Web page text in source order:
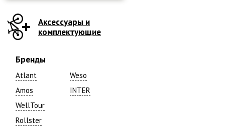
Аксессуары и
комплектующие
Бренды
Atlant
Amos
WellTour
Rollster
Weso
INTER